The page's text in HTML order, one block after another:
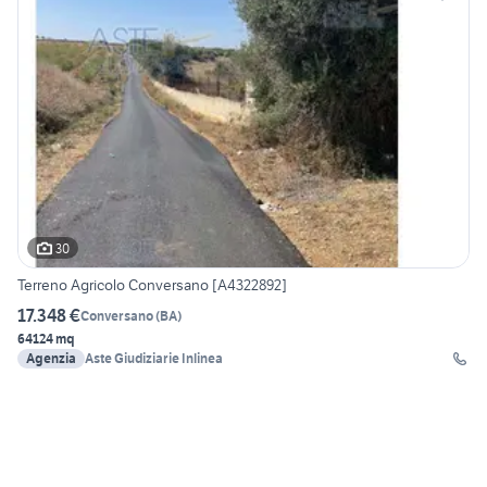
30
Terreno Agricolo Conversano [A4322892]
17.348 €Conversano(BA)
64124 mq
Agenzia Aste Giudiziarie Inlinea